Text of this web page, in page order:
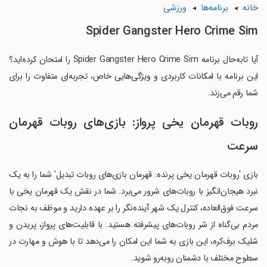
خانه برنامه‌ها ورزشی
Spider Gangster Hero Crime Sim
آیا تابه‌حال برنامه Spider Gangster Hero Crime Sim را امتحان کرده‌اید؟
این برنامه با امکانات کاربردی و ویژگی‌هایی خاص، تجربه‌ای متفاوت را برای
شما رقم می‌زند.
روبات قهرمان یخی پرواز: بازی‌های روبات قهرمان
سرعت
بازی 'روبات قهرمان یخی پرنده: قهرمان بازی‌های روبات تبدیل' شما را به یک
نبرد هیجان‌انگیز با روبات‌های شرور می‌برد. شما در نقش یک قهرمان یخی با
سرعت فوق‌العاده، کنترل یک شهر آینده‌نگر را بر عهده دارید و موظف به نجات
مردم بی‌گناه از شر روبات‌های پیشرفته هستید. با قابلیت‌های پرواز، پریدن و
شلیک برف‌کره، این بازی به شما این امکان را می‌دهد تا با هوش و مهارت در
سطوح مختلف با دشمنان روبه‌رو شوید.